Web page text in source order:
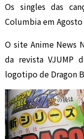
Os singles das
Columbia em Agosto
O site Anime News
da revista VJUMP
logotipo de Dragon